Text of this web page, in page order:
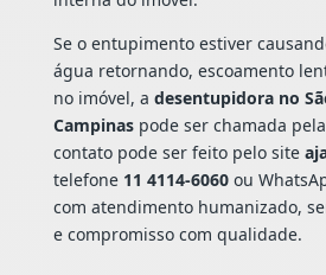
Se o entupimento estiver
água retornando, escoamento
no imóvel, a desentupidora no
Campinaspode ser chamada pela
contato pode ser feito pelo site
telefone 11 4114-6060ou
com atendimento humanizado,
e compromisso com qualidade.